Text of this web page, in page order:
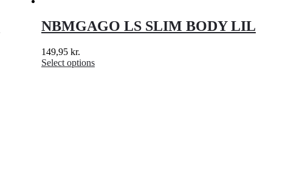
NBMGAGO LS SLIM BODY LIL
149,95 kr.
Select options